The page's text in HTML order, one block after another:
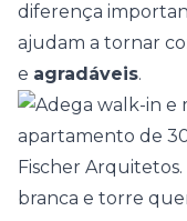
diferença
ajudam a tornar
e agradáveis.